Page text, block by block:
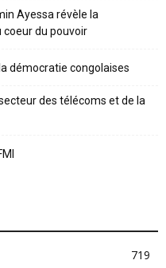
Ayessa révèle la
du pouvoir
démocratie congolaises
des télécoms et de la
719